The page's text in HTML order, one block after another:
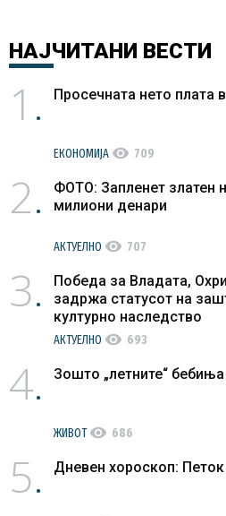
НАЈЧИТАНИ ВЕСТИ
1 Просечната нето плата
ЕКОНОМИЈА visibility 709
2
ФОТО: Запленет златен
милиони денари
АКТУЕЛНО visibility 707
3
Победа за Владата,
задржа статусот на
културно наследство
АКТУЕЛНО visibility 693
4 Зошто „летните“
ЖИВОТvisibility 686
5 Дневен хороскоп: Петок